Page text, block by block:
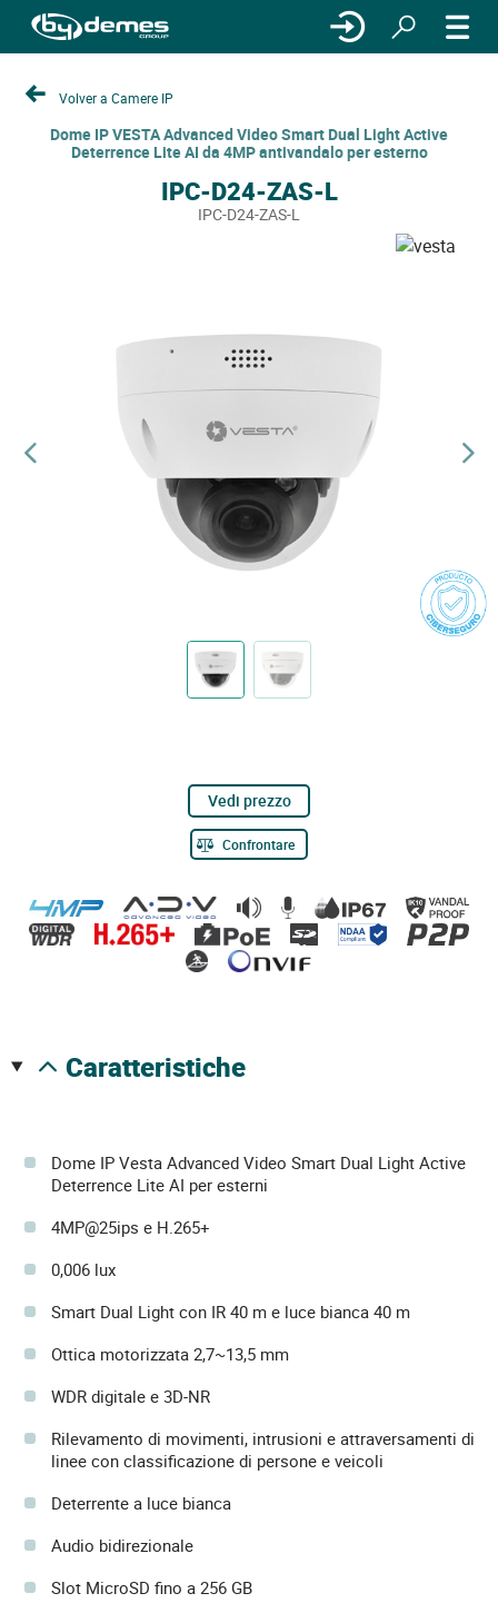
Volver a Camere IP
Dome IP VESTA Advanced Video Smart Dual Light Active
Deterrence Lite AI da 4MP antivandalo per esterno
IPC-D24-ZAS-L
IPC-D24-ZAS-L
Vedi prezzo
Confrontare
caratteristiche
Dome IP Vesta Advanced Video Smart Dual Light Active
Deterrence Lite AI per esterni
4MP@25ips e H.265+
0,006 lux
Smart Dual Light con IR 40 m e luce bianca 40 m
Ottica motorizzata 2,7~13,5 mm
WDR digitale e 3D-NR
Rilevamento di movimenti, intrusioni e attraversamenti di
linee con classificazione di persone e veicoli
Deterrente a luce bianca
Audio bidirezionale
Slot MicroSD fino a 256 GB